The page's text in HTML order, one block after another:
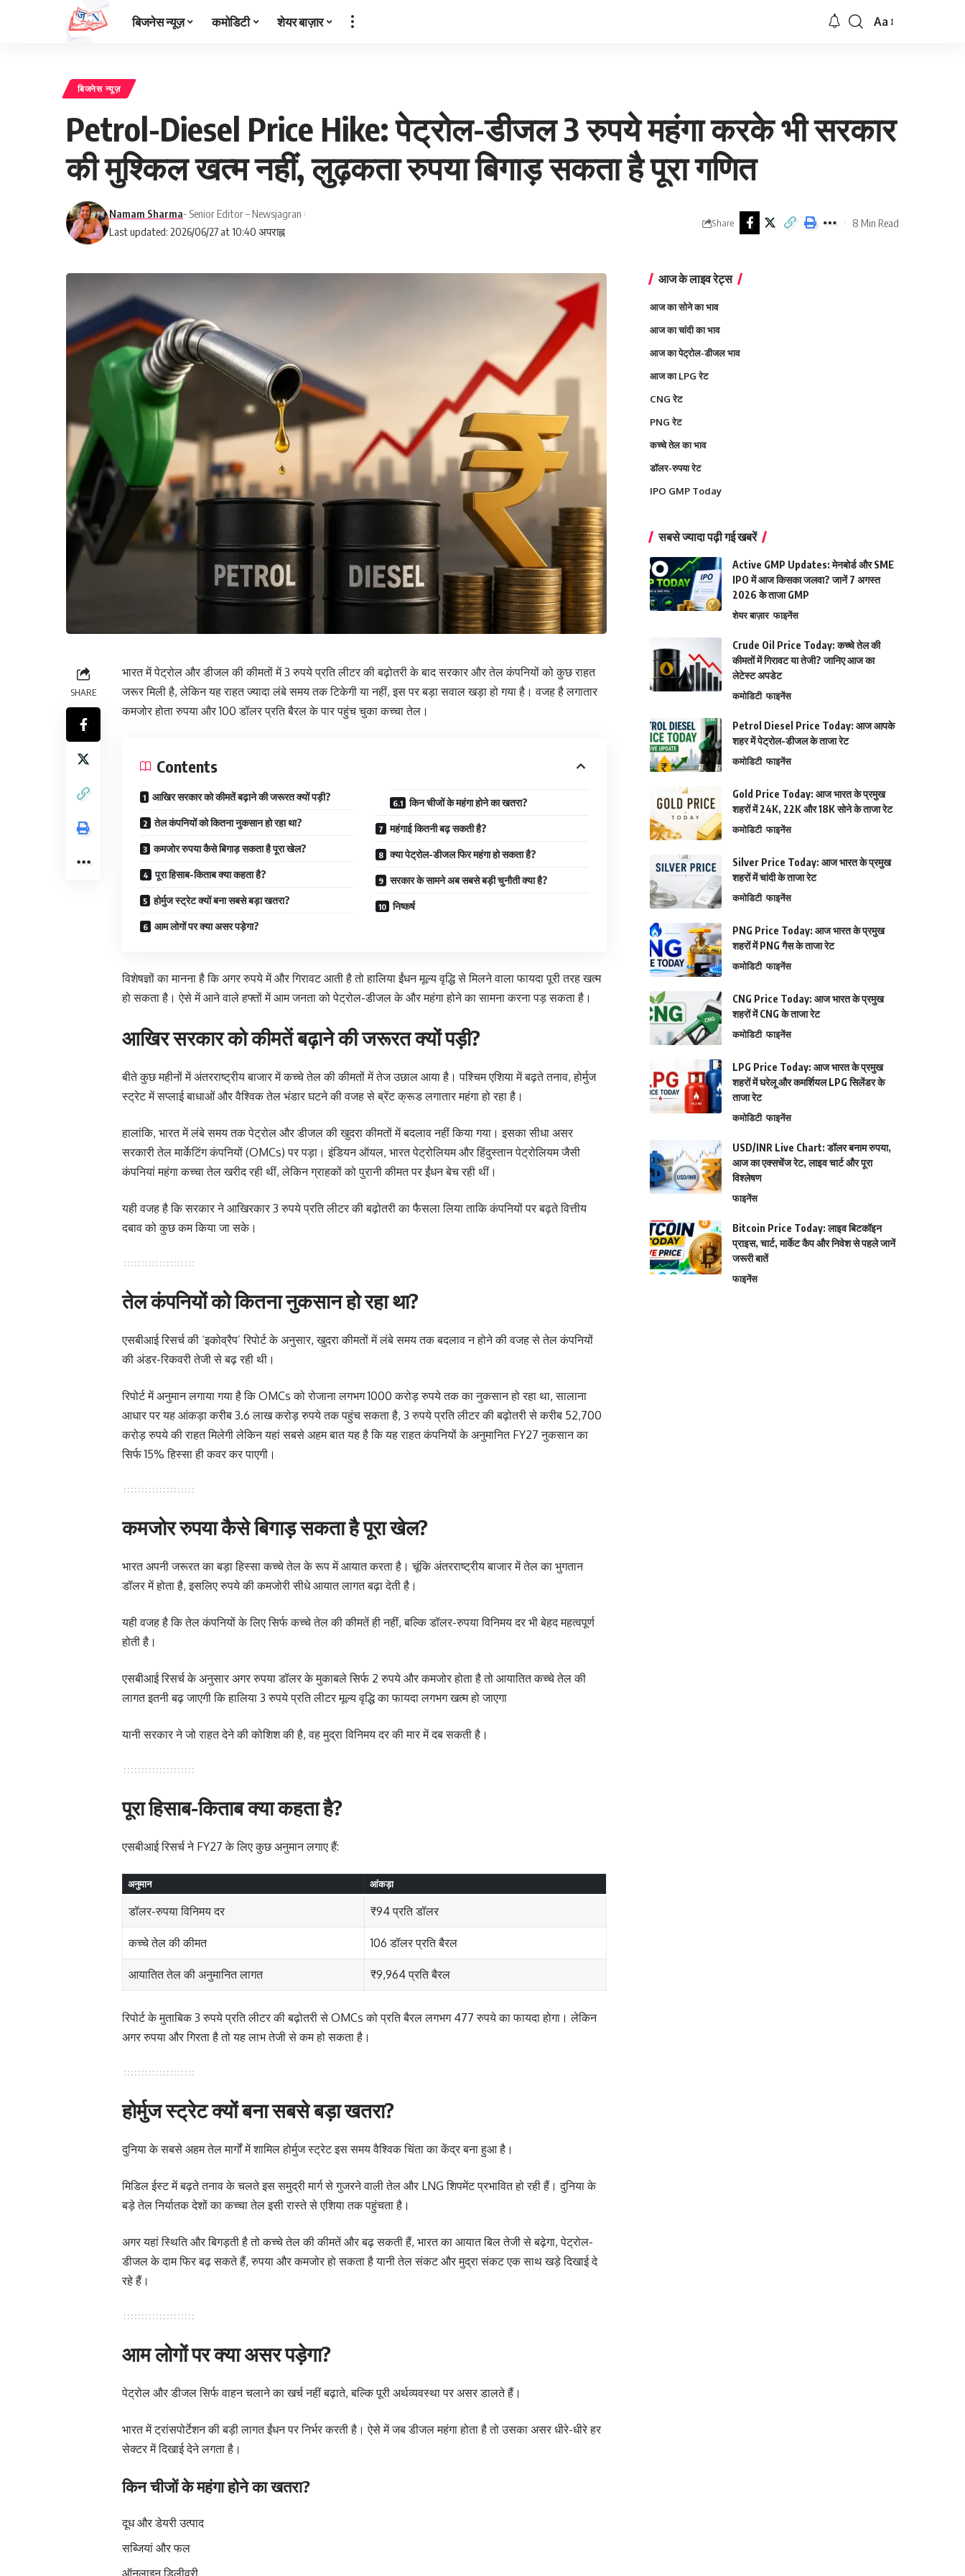
बिजनेस न्यूज़ कमोडिटी शेयर बाज़ार
Font
Aa
बिजनेस न्यूज़
Petrol-Diesel Price Hike: पेट्रोल-डीजल 3 रुपये महंगा करके भी सरकार
की मुश्किल खत्म नहीं, लुढ़कता रुपया बिगाड़ सकता है पूरा गणित
Last updated: 2026/06/27 at 10:40 अपराह्न
Namam Sharma- Senior Editor – Newsjagran
Share 8 Min Read
SHARE
भारत में पेट्रोल और डीजल की कीमतों में 3 रुपये प्रति लीटर की बढ़ोतरी के बाद सरकार और तेल कंपनियों को कुछ राहत
जरूर मिली है, लेकिन यह राहत ज्यादा लंबे समय तक टिकेगी या नहीं, इस पर बड़ा सवाल खड़ा हो गया है। वजह है लगातार
कमजोर होता रुपया और 100 डॉलर प्रति बैरल के पार पहुंच चुका कच्चा तेल।
Contents
आखिर सरकार को कीमतें बढ़ाने की जरूरत क्यों पड़ी?
तेल कंपनियों को कितना नुकसान हो रहा था?
कमजोर रुपया कैसे बिगाड़ सकता है पूरा खेल?
पूरा हिसाब-किताब क्या कहता है?
होर्मुज स्ट्रेट क्यों बना सबसे बड़ा खतरा?
आम लोगों पर क्या असर पड़ेगा?
किन चीजों के महंगा होने का खतरा?
महंगाई कितनी बढ़ सकती है?
क्या पेट्रोल-डीजल फिर महंगा हो सकता है?
सरकार के सामने अब सबसे बड़ी चुनौती क्या है?
निष्कर्ष
विशेषज्ञों का मानना है कि अगर रुपये में और गिरावट आती है तो हालिया ईंधन मूल्य वृद्धि से मिलने वाला फायदा पूरी तरह खत्म
हो सकता है। ऐसे में आने वाले हफ्तों में आम जनता को पेट्रोल-डीजल के और महंगा होने का सामना करना पड़ सकता है।
आखिर सरकार को कीमतें बढ़ाने की जरूरत क्यों पड़ी?
बीते कुछ महीनों में अंतरराष्ट्रीय बाजार में कच्चे तेल की कीमतों में तेज उछाल आया है। पश्चिम एशिया में बढ़ते तनाव, होर्मुज
स्ट्रेट में सप्लाई बाधाओं और वैश्विक तेल भंडार घटने की वजह से ब्रेंट क्रूड लगातार महंगा हो रहा है।
हालांकि, भारत में लंबे समय तक पेट्रोल और डीजल की खुदरा कीमतों में बदलाव नहीं किया गया। इसका सीधा असर
सरकारी तेल मार्केटिंग कंपनियों (OMCs) पर पड़ा। इंडियन ऑयल, भारत पेट्रोलियम और हिंदुस्तान पेट्रोलियम जैसी
कंपनियां महंगा कच्चा तेल खरीद रही थीं, लेकिन ग्राहकों को पुरानी कीमत पर ईंधन बेच रही थीं।
यही वजह है कि सरकार ने आखिरकार 3 रुपये प्रति लीटर की बढ़ोतरी का फैसला लिया ताकि कंपनियों पर बढ़ते वित्तीय
दबाव को कुछ कम किया जा सके।
तेल कंपनियों को कितना नुकसान हो रहा था?
एसबीआई रिसर्च की ‘इकोव्रैप’ रिपोर्ट के अनुसार, खुदरा कीमतों में लंबे समय तक बदलाव न होने की वजह से तेल कंपनियों
की अंडर-रिकवरी तेजी से बढ़ रही थी।
रिपोर्ट में अनुमान लगाया गया है कि OMCs को रोजाना लगभग 1000 करोड़ रुपये तक का नुकसान हो रहा था, सालाना
आधार पर यह आंकड़ा करीब 3.6 लाख करोड़ रुपये तक पहुंच सकता है, 3 रुपये प्रति लीटर की बढ़ोतरी से करीब 52,700
करोड़ रुपये की राहत मिलेगी लेकिन यहां सबसे अहम बात यह है कि यह राहत कंपनियों के अनुमानित FY27 नुकसान का
सिर्फ 15% हिस्सा ही कवर कर पाएगी।
कमजोर रुपया कैसे बिगाड़ सकता है पूरा खेल?
भारत अपनी जरूरत का बड़ा हिस्सा कच्चे तेल के रूप में आयात करता है। चूंकि अंतरराष्ट्रीय बाजार में तेल का भुगतान
डॉलर में होता है, इसलिए रुपये की कमजोरी सीधे आयात लागत बढ़ा देती है।
यही वजह है कि तेल कंपनियों के लिए सिर्फ कच्चे तेल की कीमतें ही नहीं, बल्कि डॉलर-रुपया विनिमय दर भी बेहद महत्वपूर्ण
होती है।
एसबीआई रिसर्च के अनुसार अगर रुपया डॉलर के मुकाबले सिर्फ 2 रुपये और कमजोर होता है तो आयातित कच्चे तेल की
लागत इतनी बढ़ जाएगी कि हालिया 3 रुपये प्रति लीटर मूल्य वृद्धि का फायदा लगभग खत्म हो जाएगा
यानी सरकार ने जो राहत देने की कोशिश की है, वह मुद्रा विनिमय दर की मार में दब सकती है।
पूरा हिसाब-किताब क्या कहता है?
एसबीआई रिसर्च ने FY27 के लिए कुछ अनुमान लगाए हैं:
अनुमान आंकड़ा
डॉलर-रुपया विनिमय दर ₹94 प्रति डॉलर
कच्चे तेल की कीमत 106 डॉलर प्रति बैरल
आयातित तेल की अनुमानित लागत ₹9,964 प्रति बैरल
रिपोर्ट के मुताबिक 3 रुपये प्रति लीटर की बढ़ोतरी से OMCs को प्रति बैरल लगभग 477 रुपये का फायदा होगा। लेकिन
अगर रुपया और गिरता है तो यह लाभ तेजी से कम हो सकता है।
होर्मुज स्ट्रेट क्यों बना सबसे बड़ा खतरा?
दुनिया के सबसे अहम तेल मार्गों में शामिल होर्मुज स्ट्रेट इस समय वैश्विक चिंता का केंद्र बना हुआ है।
मिडिल ईस्ट में बढ़ते तनाव के चलते इस समुद्री मार्ग से गुजरने वाली तेल और LNG शिपमेंट प्रभावित हो रही हैं। दुनिया के
बड़े तेल निर्यातक देशों का कच्चा तेल इसी रास्ते से एशिया तक पहुंचता है।
अगर यहां स्थिति और बिगड़ती है तो कच्चे तेल की कीमतें और बढ़ सकती हैं, भारत का आयात बिल तेजी से बढ़ेगा, पेट्रोल-
डीजल के दाम फिर बढ़ सकते हैं, रुपया और कमजोर हो सकता है यानी तेल संकट और मुद्रा संकट एक साथ खड़े दिखाई दे
रहे हैं।
आम लोगों पर क्या असर पड़ेगा?
पेट्रोल और डीजल सिर्फ वाहन चलाने का खर्च नहीं बढ़ाते, बल्कि पूरी अर्थव्यवस्था पर असर डालते हैं।
भारत में ट्रांसपोर्टेशन की बड़ी लागत ईंधन पर निर्भर करती है। ऐसे में जब डीजल महंगा होता है तो उसका असर धीरे-धीरे हर
सेक्टर में दिखाई देने लगता है।
किन चीजों के महंगा होने का खतरा?
दूध और डेयरी उत्पाद
सब्जियां और फल
ऑनलाइन डिलीवरी
आज के लाइव रेट्स
आज का सोने का भाव
आज का चांदी का भाव
आज का पेट्रोल-डीजल भाव
आज का LPG रेट
CNG रेट
PNG रेट
कच्चे तेल का भाव
डॉलर-रुपया रेट
IPO GMP Today
सबसे ज्यादा पढ़ी गई खबरें
Active GMP Updates: मेनबोर्ड और SME
IPO में आज किसका जलवा? जानें 7 अगस्त
2026 के ताजा GMP
शेयर बाज़ार फाइनेंस
Crude Oil Price Today: कच्चे तेल की
कीमतों में गिरावट या तेजी? जानिए आज का
लेटेस्ट अपडेट
कमोडिटी फाइनेंस
Petrol Diesel Price Today: आज आपके
शहर में पेट्रोल-डीजल के ताजा रेट
कमोडिटी फाइनेंस
Gold Price Today: आज भारत के प्रमुख
शहरों में 24K, 22K और 18K सोने के ताजा रेट
कमोडिटी फाइनेंस
Silver Price Today: आज भारत के प्रमुख
शहरों में चांदी के ताजा रेट
कमोडिटी फाइनेंस
PNG Price Today: आज भारत के प्रमुख
शहरों में PNG गैस के ताजा रेट
कमोडिटी फाइनेंस
CNG Price Today: आज भारत के प्रमुख
शहरों में CNG के ताजा रेट
कमोडिटी फाइनेंस
LPG Price Today: आज भारत के प्रमुख
शहरों में घरेलू और कमर्शियल LPG सिलेंडर के
ताजा रेट
कमोडिटी फाइनेंस
USD/INR Live Chart: डॉलर बनाम रुपया,
आज का एक्सचेंज रेट, लाइव चार्ट और पूरा
विश्लेषण
फाइनेंस
Bitcoin Price Today: लाइव बिटकॉइन
प्राइस, चार्ट, मार्केट कैप और निवेश से पहले जानें
जरूरी बातें
फाइनेंस